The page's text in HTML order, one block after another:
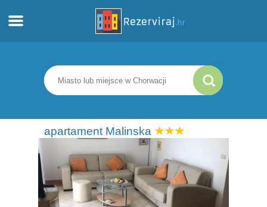
Apartamenty
Informacja turystyczna
webcams
apartament Malinska